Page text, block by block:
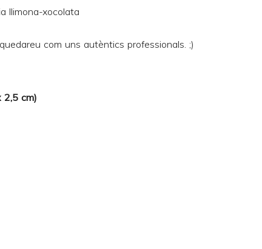
com uns autèntics professionals. ;)
2,5 cm)